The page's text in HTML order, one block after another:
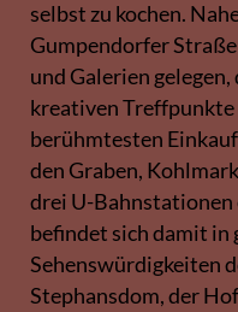
selbst zu kochen.
Gumpendorfer
und Galerien
kreativen
berühmtesten
den Graben,
drei U-
befindet sich damit in
Sehenswürdigkeiten
Stephansdom, der